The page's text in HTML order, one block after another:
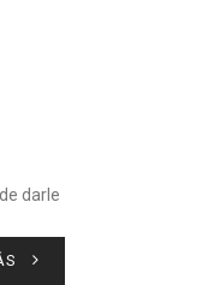
darle